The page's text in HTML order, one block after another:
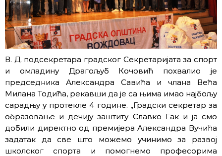
В. Д. подсекретара градског Секретаријата за спорт
и омладину Драгољуб Кочовић похвалио је
председника Александра Савића и члана Већа
Милана Тодића, рекавши да је са њима имао најбољу
сарадњу у протекле 4 године. „Градски секретар за
образовање и дечију заштиту Славко Гак и ја смо
добили директно од премијера Александра Вучића
задатак да све што можемо учинимо за развој
школског спорта и помогнемо професорима